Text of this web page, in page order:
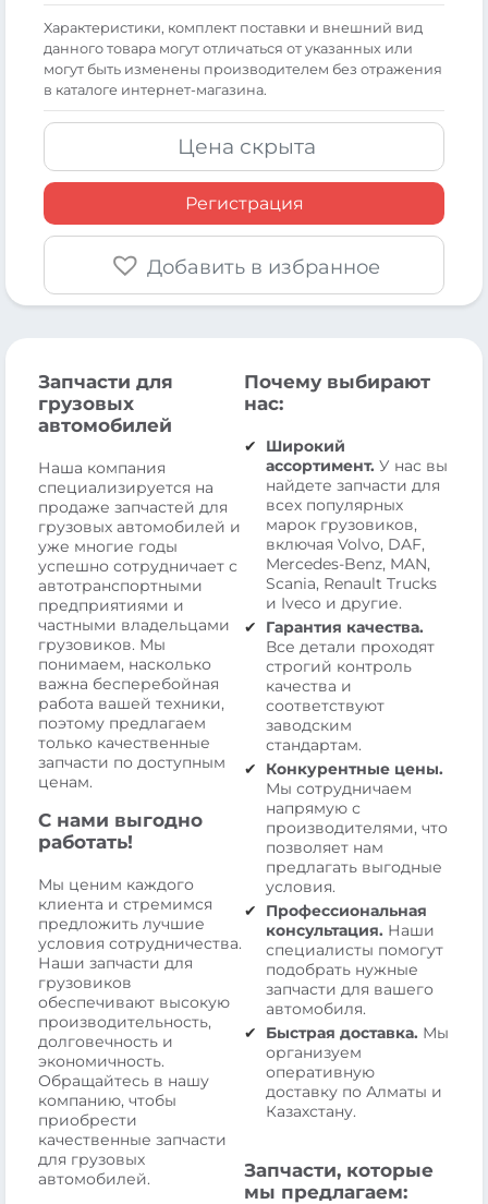
Xарактеристики, комплект поставки и внешний вид
данного товара могут отличаться от указанных или
могут быть изменены производителем без отражения
в каталоге интернет-магазина.
Цена скрыта
Регистрация
Добавить в избранное
Запчасти для
грузовых
автомобилей
Наша компания
специализируется на
продаже запчастей для
грузовых автомобилей и
уже многие годы
успешно сотрудничает с
автотранспортными
предприятиями и
частными владельцами
грузовиков. Мы
понимаем, насколько
важна бесперебойная
работа вашей техники,
поэтому предлагаем
только качественные
запчасти по доступным
ценам.
С нами выгодно
работать!
Мы ценим каждого
клиента и стремимся
предложить лучшие
условия сотрудничества.
Наши запчасти для
грузовиков
обеспечивают высокую
производительность,
долговечность и
экономичность.
Обращайтесь в нашу
компанию, чтобы
приобрести
качественные запчасти
для грузовых
автомобилей.
Почему выбирают
нас:
Широкий
ассортимент. У нас вы
найдете запчасти для
всех популярных
марок грузовиков,
включая Volvo, DAF,
Mercedes-Benz, MAN,
Scania, Renault Trucks
и Iveco и другие.
Гарантия качества.
Все детали проходят
строгий контроль
качества и
соответствуют
заводским
стандартам.
Конкурентные цены.
Мы сотрудничаем
напрямую с
производителями, что
позволяет нам
предлагать выгодные
условия.
Профессиональная
консультация. Наши
специалисты помогут
подобрать нужные
запчасти для вашего
автомобиля.
Быстрая доставка. Мы
организуем
оперативную
доставку по Алматы и
Казахстану.
Запчасти, которые
мы предлагаем: